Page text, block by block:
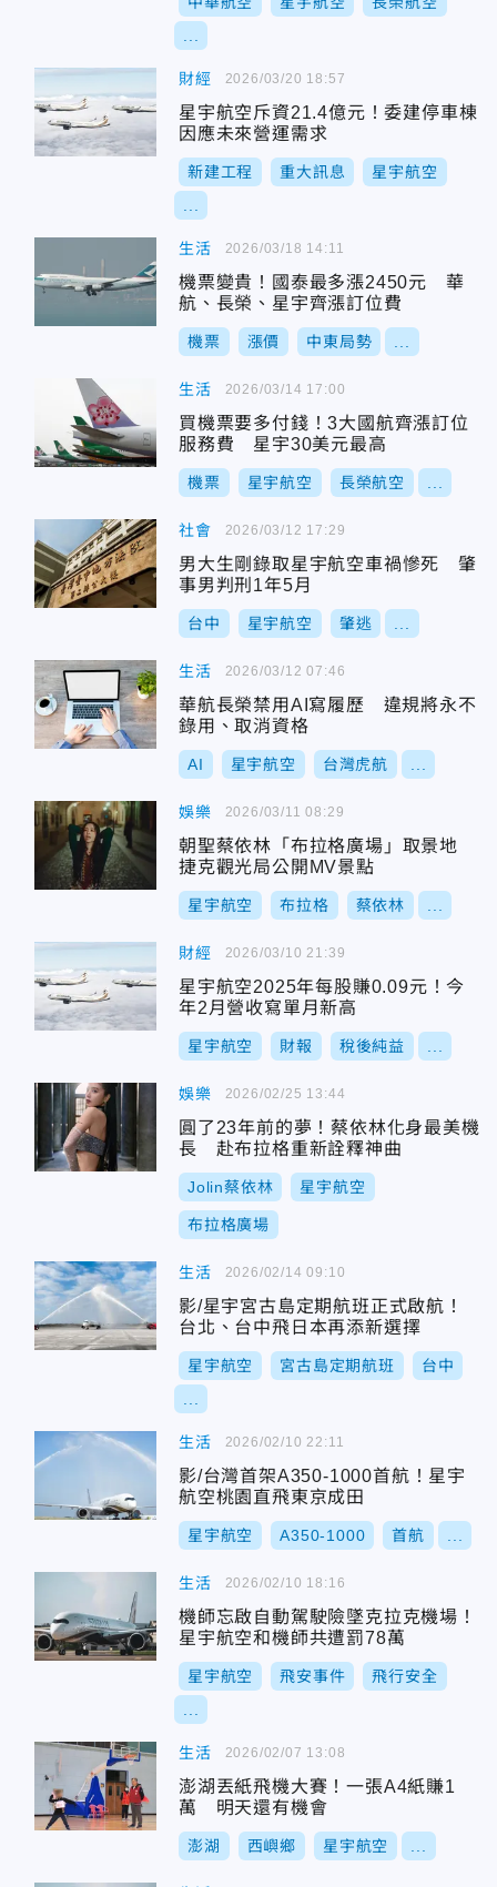
財經
星宇航空斥資21.4億元！委建停車棟
因應未來營運需求
新建工程 重大訊息 星宇航空
2026/03/20 18:57
生活
機票變貴！國泰最多漲2450元 華
航、長榮、星宇齊漲訂位費
機票 漲價 中東局勢
2026/03/18 14:11
生活
買機票要多付錢！3大國航齊漲訂位
服務費 星宇30美元最高
機票 星宇航空 長榮航空
2026/03/14 17:00
社會
男大生剛錄取星宇航空車禍慘死 肇
事男判刑1年5月
台中 星宇航空 肇逃
2026/03/12 17:29
生活
華航長榮禁用AI寫履歷 違規將永不
錄用、取消資格
AI 星宇航空 台灣虎航
2026/03/12 07:46
娛樂
朝聖蔡依林「布拉格廣場」取景地
捷克觀光局公開MV景點
星宇航空 布拉格 蔡依林
2026/03/11 08:29
財經
星宇航空2025年每股賺0.09元！今
年2月營收寫單月新高
星宇航空 財報 稅後純益
2026/03/10 21:39
娛樂
圓了23年前的夢！蔡依林化身最美機
長 赴布拉格重新詮釋神曲
Jolin蔡依林 星宇航空
布拉格廣場
2026/02/25 13:44
生活
影/星宇宮古島定期航班正式啟航！
台北、台中飛日本再添新選擇
星宇航空 宮古島定期航班 台中
2026/02/14 09:10
生活
影/台灣首架A350-1000首航！星宇
航空桃園直飛東京成田
星宇航空 A350-1000 首航
2026/02/10 22:11
生活
機師忘啟自動駕駛險墜克拉克機場！
星宇航空和機師共遭罰78萬
星宇航空 飛安事件 飛行安全
2026/02/10 18:16
生活
澎湖丟紙飛機大賽！一張A4紙賺1
萬 明天還有機會
澎湖 西嶼鄉 星宇航空
2026/02/07 13:08